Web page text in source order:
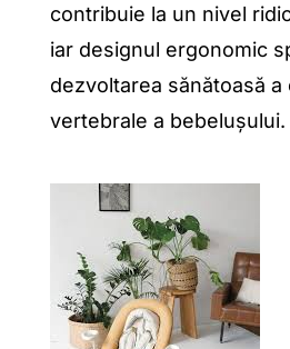
contribuie la un nivel
iar designul ergonomic
dezvoltarea sănătoasă a
vertebrale a bebelușului.